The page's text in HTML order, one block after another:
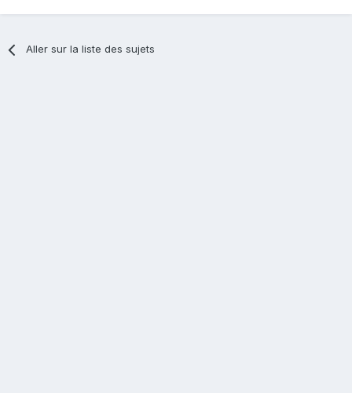
Aller sur la liste des sujets